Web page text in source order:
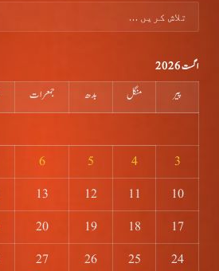
کریں
اگست 2026
پیر منگل بدھ جمعرات
3
4
5
6
10
11
12
13
17
18
19
20
24
25
26
27